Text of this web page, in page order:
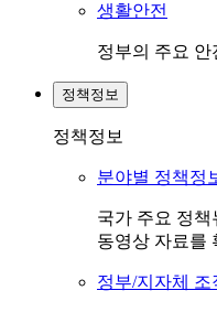
생활안전
정부의 주요
정책정보
정책정보
분야별 정책정
국가 주요 정
동영상 자료를
정부/지자체 조